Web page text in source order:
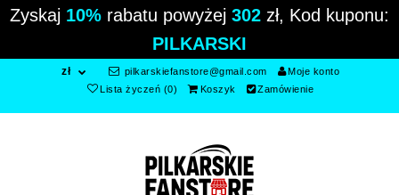
Zyskaj 10% rabatu powyżej 302 zł, Kod kuponu:
PILKARSKI
zł pilkarskiefanstore@gmail.com
Moje konto
Lista życzeń (0)
Koszyk Zamówienie